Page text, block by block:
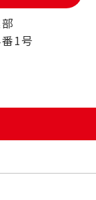
1号